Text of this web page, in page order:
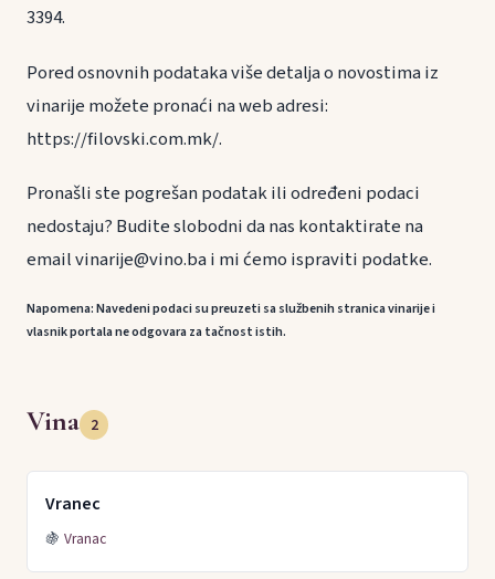
3394.
Pored osnovnih podataka više detalja o novostima iz
vinarije možete pronaći na web adresi:
https://filovski.com.mk/.
Pronašli ste pogrešan podatak ili određeni podaci
nedostaju? Budite slobodni da nas kontaktirate na
email vinarije@vino.ba i mi ćemo ispraviti podatke.
Napomena: Navedeni podaci su preuzeti sa službenih stranica vinarije i
vlasnik portala ne odgovara za tačnost istih.
Vina 2
Vranec
🍇 Vranac